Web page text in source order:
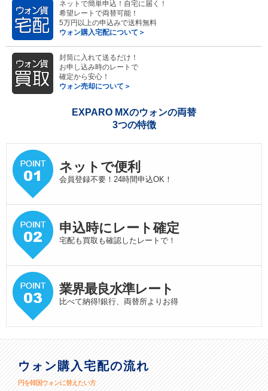
ネットで簡単申込！自宅に届く！
希望レートで両替可能！
5万円以上の申込みで送料無料
ウォン購入宅配について＞
封筒に入れて送るだけ！
お申し込み時のレートで
確定から安心！
ウォン売却について＞
EXPARO MXのウォンの両替
3つの特徴
ネットで便利
会員登録不要！24時間申込OK！
申込時にレート確定
宅配も買取も確認したレートで！
業界最良水準レート
比べて納得!銀行、両替所よりお得
ウォン購入宅配の流れ
円を韓国ウォンに替えたい方